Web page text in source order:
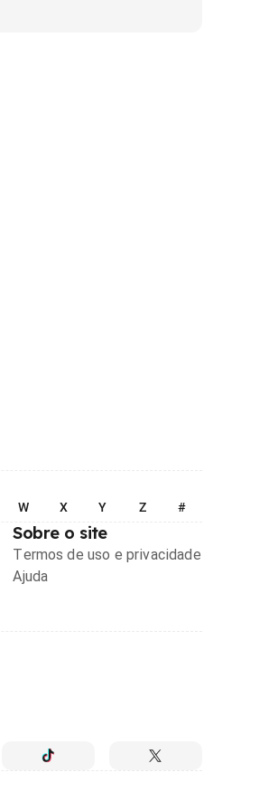
W X Y Z #
Sobre o site
Termos de uso e privacidade
Ajuda